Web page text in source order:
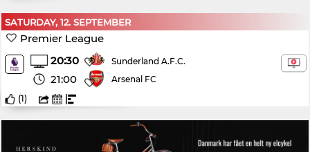
SATURDAY, 12. SEPTEMBER
Premier League
20:30
21:00
Sunderland A.F.C.
Arsenal FC
(1)